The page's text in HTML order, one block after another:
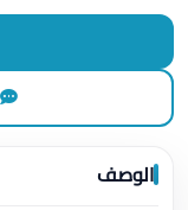
الوصف